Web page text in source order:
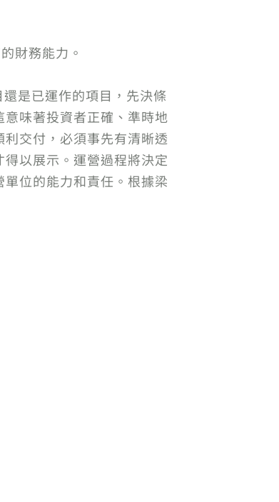
財務能力。
是已運作的項目，先決條
味著投資者正確、準時地
交付，必須事先有清晰透
以展示。運營過程將決定
位的能力和責任。根據梁